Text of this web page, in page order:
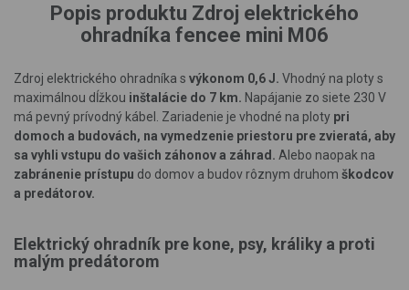
Popis produktu Zdroj elektrického
ohradníka fencee mini M06
Zdroj elektrického ohradníka s výkonom 0,6 J. Vhodný na ploty s
maximálnou dĺžkou inštalácie do 7 km. Napájanie zo siete 230 V
má pevný prívodný kábel. Zariadenie je vhodné na ploty pri
domoch a budovách, na vymedzenie priestoru pre zvieratá, aby
sa vyhli vstupu do vašich záhonov a záhrad. Alebo naopak na
zabránenie prístupu do domov a budov rôznym druhom škodcov
a predátorov.
Elektrický ohradník pre kone, psy, králiky a proti
malým predátorom